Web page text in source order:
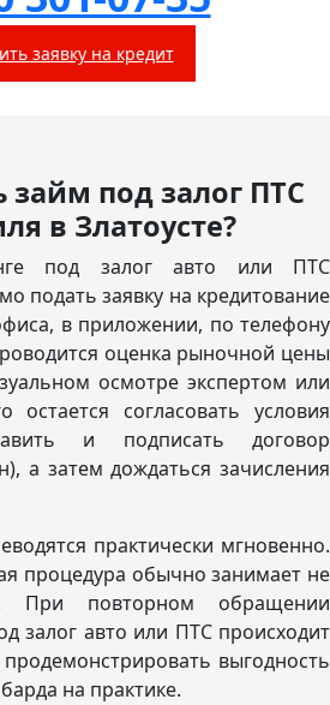
заявку на кредит
под залог ПТС
в Златоусте?
под залог авто или ПТС
подать заявку на кредитование
в приложении, по телефону
оценка рыночной цены
осмотре экспертом или
согласовать условия
и подписать договор
а затем дождаться зачисления
практически мгновенно.
процедура обычно занимает не
При повторном обращении
залог авто или ПТС происходит
выгодность
на практике.